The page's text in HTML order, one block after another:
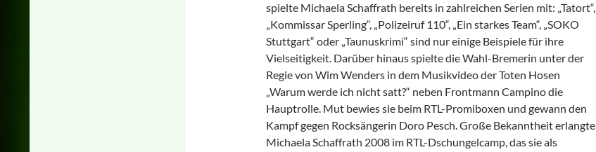
spielte Michaela Schaffrath bereits in zahlreichen Serien mit: „Tatort“,
„Kommissar Sperling“, „Polizeiruf 110“, „Ein starkes Team“, „SOKO
Stuttgart“ oder „Taunuskrimi“ sind nur einige Beispiele für ihre
Vielseitigkeit. Darüber hinaus spielte die Wahl-Bremerin unter der
Regie von Wim Wenders in dem Musikvideo der Toten Hosen
„Warum werde ich nicht satt?“ neben Frontmann Campino die
Hauptrolle. Mut bewies sie beim RTL-Promiboxen und gewann den
Kampf gegen Rocksängerin Doro Pesch. Große Bekanntheit erlangte
Michaela Schaffrath 2008 im RTL-Dschungelcamp, das sie als